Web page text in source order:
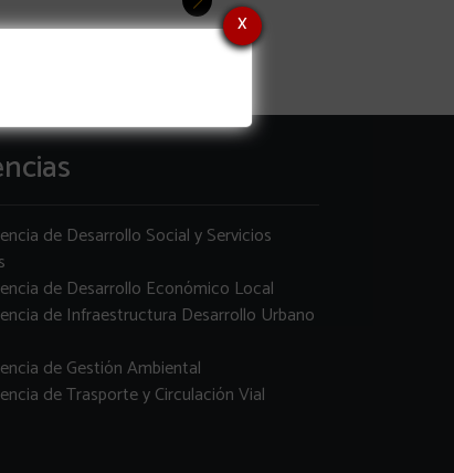
x
de Desarrollo Social y Servicios
de Desarrollo Económico Local
de Infraestructura Desarrollo Urbano
de Gestión Ambiental
de Trasporte y Circulación Vial